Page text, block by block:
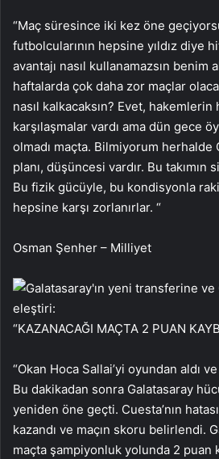
“Maç süresince iki kez öne
futbolcularının hepsine yıldız diye
avantajı nasıl kullanamazsın benim
haftalarda çok daha zor maçlar
nasıl kalkacaksın? Evet, hakemlerin
karşılaşmalar vardı ama dün gece
olmadı maçta. Bilmiyorum herhalde
planı, düşüncesi vardır. Bu
Bu fizik gücüyle, bu kondisyonla
hepsine karşı zorlanırlar. “
Osman Şenher – Milliyet
“KAZANACAĞI MAÇTA 2 PUAN
“Okan Hoca Sallai’yi oyundan aldı
Bu dakikadan sonra Galatasaray
yeniden öne geçti. Cuesta’nın
kazandı ve maçın skoru belirlendi.
maçta şampiyonluk yolunda 2 puan